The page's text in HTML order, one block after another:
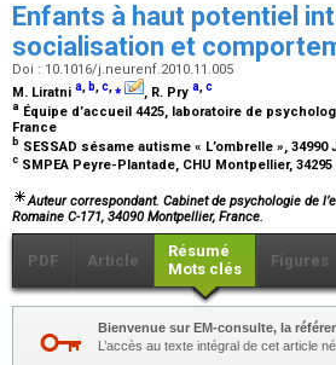
Enfants à haut potentiel
socialisation et
Doi : 10.1016/j.neurenf.2010.11.005
M. Liratni a, b,c,⁎ , R. Pry a,c
a Équipe d’accueil 4425, laboratoire de
France
b SESSAD sésame autisme « L’ombrelle »,
c SMPEA Peyre-Plantade, CHU Montpellier,
Auteur correspondant. Cabinet de psychologie de
Romaine C-171, 34090 Montpellier, France.
PDF Article
Résumé
Mots clés
Figures
Bienvenue sur EM-consulte, la
L’accès au texte intégral de cet article